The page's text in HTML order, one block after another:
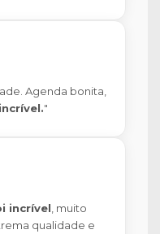
Agenda bonita,
"
incrível , muito
qualidade e